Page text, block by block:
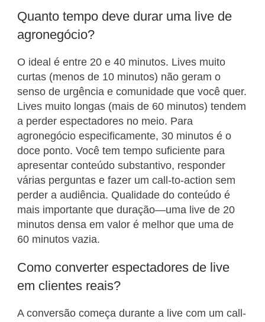
Quanto tempo deve durar uma live de
agronegócio?
O ideal é entre 20 e 40 minutos. Lives muito
curtas (menos de 10 minutos) não geram o
senso de urgência e comunidade que você quer.
Lives muito longas (mais de 60 minutos) tendem
a perder espectadores no meio. Para
agronegócio especificamente, 30 minutos é o
doce ponto. Você tem tempo suficiente para
apresentar conteúdo substantivo, responder
várias perguntas e fazer um call-to-action sem
perder a audiência. Qualidade do conteúdo é
mais importante que duração—uma live de 20
minutos densa em valor é melhor que uma de
60 minutos vazia.
Como converter espectadores de live
em clientes reais?
A conversão começa durante a live com um call-